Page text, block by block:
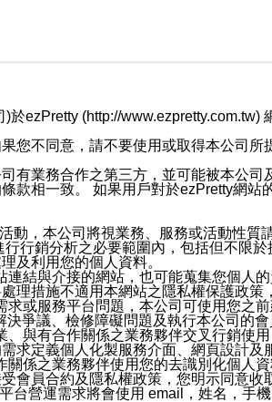
ezPretty (http://
您不同意，請不要使用或取得本公司所
有業務合作之第三方，並可能被本公
款相一致。 如果用戶對於ezPretty網
動，本公司將視業務、服務或活動性
行銷分析之必要範圍內，包括但不限
及利用您的個人資料。
結與介接的網站，也可能蒐集您個人
理措施不適用本網站之隱私權保護政策
或服務平台問題，本公司可使用您之
爭議、檢修障礙問題及執行本公司的
與有合作關係之業務夥伴交叉行銷使
求定義個人化製服務介面、網頁設計及
係之業務夥伴使用您的去識別化個人
會員合約及隱私權政策，您明示同意
台營運需求將會使用 email，姓名，手